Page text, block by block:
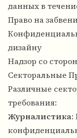
данных в
Право на
дизайну
Надзор со
Секторальные
Различные
требования:
Журналистика: